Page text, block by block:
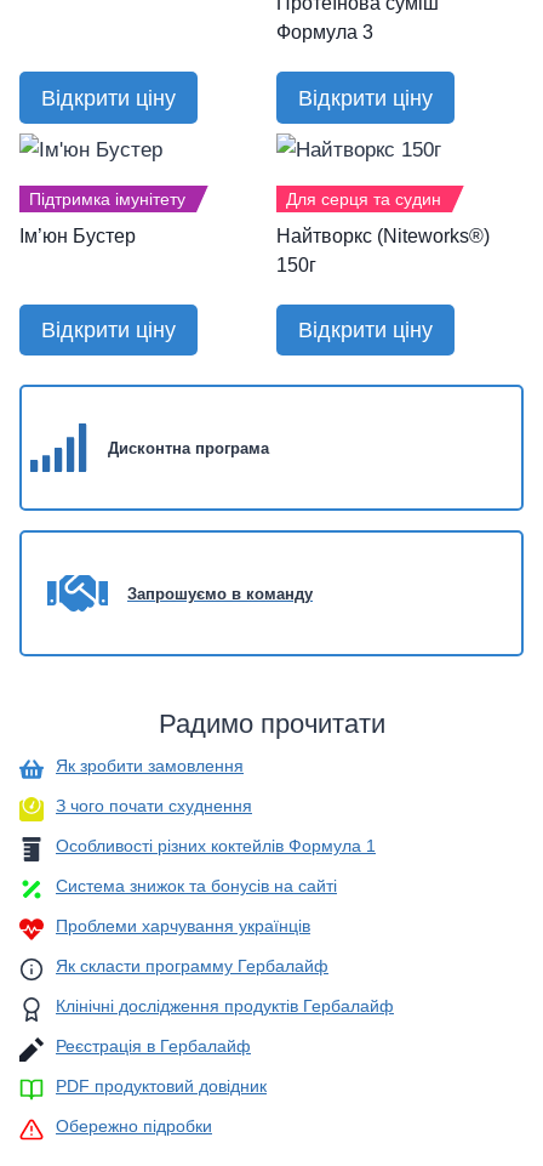
Відкрити ціну
Формула 3
Відкрити ціну
Підтримка імунітету
Ім’юн Бустер
Відкрити ціну
Для серця та судин
Найтворкс (Niteworks®)
150г
Відкрити ціну
Дисконтна програма
Запрошуємо в команду
Радимо прочитати
Як зробити замовлення
З чого почати схуднення
Особливості різних коктейлів Формула 1
Система знижок та бонусів на сайті
Проблеми харчування українців
Як скласти программу Гербалайф
Клінічні дослідження продуктів Гербалайф
Реєстрація в Гербалайф
PDF продуктовий довідник
Обережно підробки